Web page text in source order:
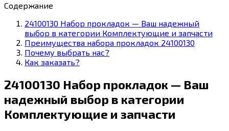
Содержание
24100130 Набор прокладок — Ваш надежный
выбор в категории Комплектующие и запчасти
Преимущества набора прокладок 24100130
Почему выбрать нас?
Как заказать?
24100130 Набор прокладок — Ваш
надежный выбор в категории
Комплектующие и запчасти